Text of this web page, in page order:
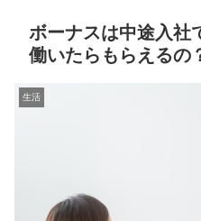
ボーナスは中途入社
働いたらもらえるの
生活